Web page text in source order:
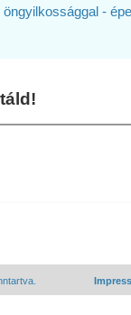
öngyilkossággal -